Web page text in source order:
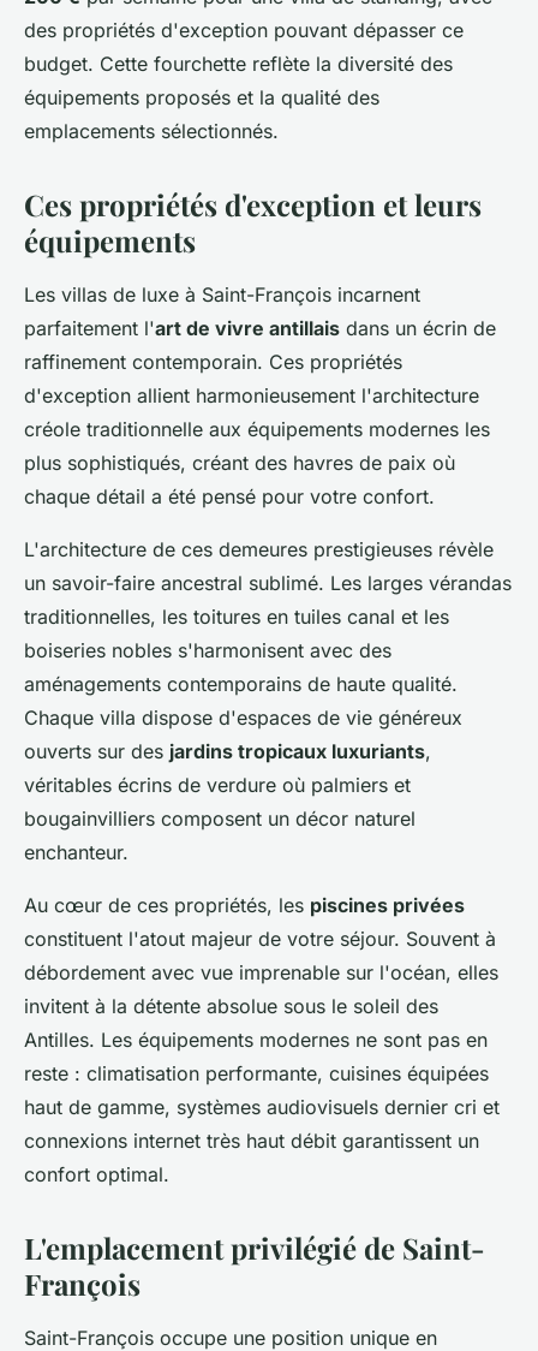
des propriétés d'exception pouvant dépasser ce
budget. Cette fourchette reflète la diversité des
équipements proposés et la qualité des
emplacements sélectionnés.
Ces propriétés d'exception et leurs
équipements
Les villas de luxe à Saint-François incarnent
parfaitement l'art de vivre antillais dans un écrin de
raffinement contemporain. Ces propriétés
d'exception allient harmonieusement l'architecture
créole traditionnelle aux équipements modernes les
plus sophistiqués, créant des havres de paix où
chaque détail a été pensé pour votre confort.
L'architecture de ces demeures prestigieuses révèle
un savoir-faire ancestral sublimé. Les larges vérandas
traditionnelles, les toitures en tuiles canal et les
boiseries nobles s'harmonisent avec des
aménagements contemporains de haute qualité.
Chaque villa dispose d'espaces de vie généreux
ouverts sur des jardins tropicaux luxuriants,
véritables écrins de verdure où palmiers et
bougainvilliers composent un décor naturel
enchanteur.
Au cœur de ces propriétés, les piscines privées
constituent l'atout majeur de votre séjour. Souvent à
débordement avec vue imprenable sur l'océan, elles
invitent à la détente absolue sous le soleil des
Antilles. Les équipements modernes ne sont pas en
reste : climatisation performante, cuisines équipées
haut de gamme, systèmes audiovisuels dernier cri et
connexions internet très haut débit garantissent un
confort optimal.
L'emplacement privilégié de Saint-
François
Saint-François occupe une position unique en